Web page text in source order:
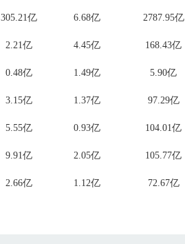
305.21亿 6.68亿 2787.95亿
2.21亿 4.45亿 168.43亿
0.48亿 1.49亿 5.90亿
3.15亿 1.37亿 97.29亿
5.55亿 0.93亿 104.01亿
9.91亿 2.05亿 105.77亿
2.66亿 1.12亿 72.67亿